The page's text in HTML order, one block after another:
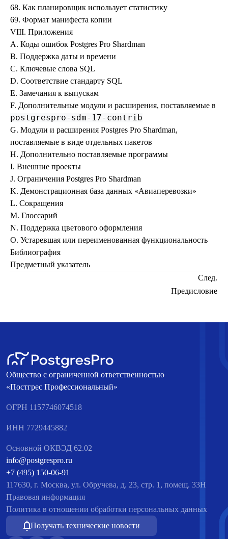
68. Как планировщик использует статистику
69. Формат манифеста копии
VIII. Приложения
A. Коды ошибок Postgres Pro Shardman
B. Поддержка даты и времени
C. Ключевые слова SQL
D. Соответствие стандарту SQL
E. Замечания к выпускам
F. Дополнительные модули и расширения, поставляемые в
postgrespro-sdm-17-contrib
G. Модули и расширения Postgres Pro Shardman,
поставляемые в виде отдельных пакетов
H. Дополнительно поставляемые программы
I. Внешние проекты
J. Ограничения Postgres Pro Shardman
K. Демонстрационная база данных «Авиаперевозки»
L. Сокращения
M. Глоссарий
N. Поддержка цветового оформления
O. Устаревшая или переименованная функциональность
Библиография
Предметный указатель
След.
Предисловие
Общество с ограниченной ответственностью
«Постгрес Профессиональный»
ОГРН 1157746074518
ИНН 7729445882
Основной ОКВЭД 62.02
info@postgrespro.ru
+7 (495) 150-06-91
117630, г. Москва, ул. Обручева, д. 23, стр. 1, помещ. 33Н
Правовая информация
Политика в отношении обработки персональных данных
Получать технические новости